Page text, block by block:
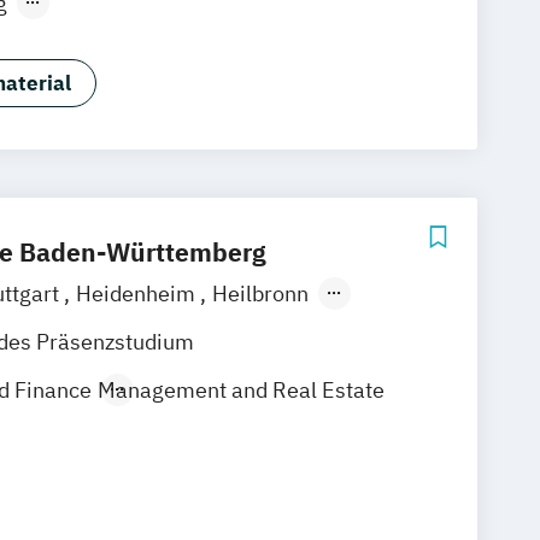
Hamm
Administration
Administration
Baden-Württemberg
Heidenheim
Heilbronn
Karlsruhe
Präsenzstudium
Finance Management and Real Estate